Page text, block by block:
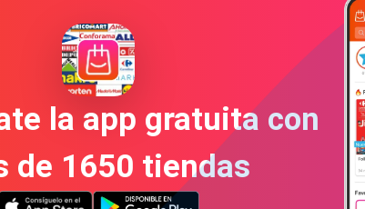
la app gratuita con
de 1650 tiendas